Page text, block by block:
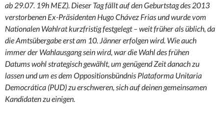
ab 29.07. 19h MEZ). Dieser Tag fällt auf den Geburtstag des 2013
verstorbenen Ex-Präsidenten Hugo Chávez Frias und wurde vom
Nationalen Wahlrat kurzfristig festgelegt – weit früher als üblich, da
die Amtsübergabe erst am 10. Jänner erfolgen wird. Wie auch
immer der Wahlausgang sein wird, war die Wahl des frühen
Datums wohl strategisch gewählt, um genügend Zeit danach zu
lassen und um es dem Oppositionsbündnis Plataforma Unitaria
Democrática (PUD) zu erschweren, sich auf deinen gemeinsamen
Kandidaten zu einigen.